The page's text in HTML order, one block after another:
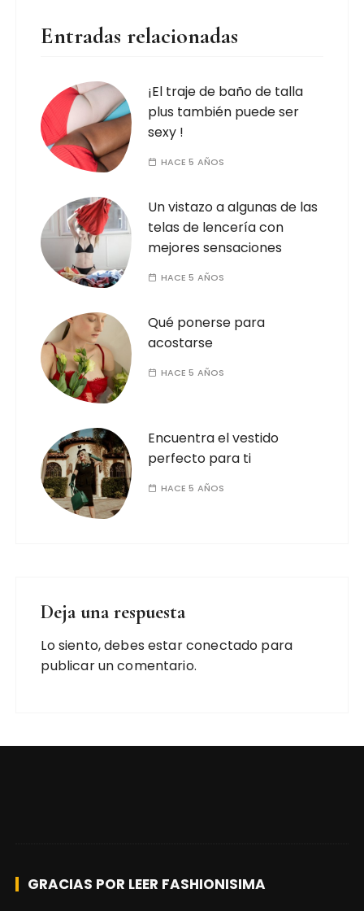
Entradas relacionadas
¡El traje de baño de talla
plus también puede ser
sexy !
HACE 5 AÑOS
Un vistazo a algunas de las
telas de lencería con
mejores sensaciones
HACE 5 AÑOS
Qué ponerse para
acostarse
HACE 5 AÑOS
Encuentra el vestido
perfecto para ti
HACE 5 AÑOS
Deja una respuesta
Lo siento, debes estarconectado para
publicar un comentario.
GRACIAS POR LEER FASHIONISIMA